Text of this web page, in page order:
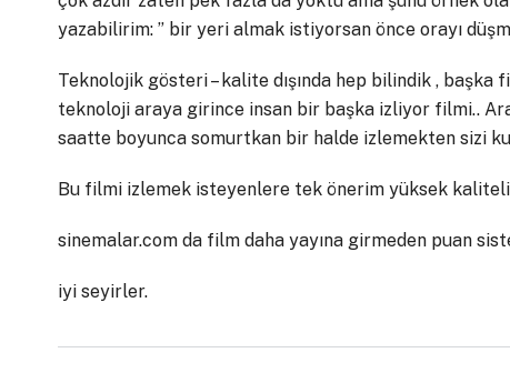
yazabilirim: ” bir yeri almak istiyorsan önce orayı
Teknolojik gösteri – kalite dışında hep bilindik ,
teknoloji araya girince insan bir başka izliyor filmi..
saatte boyunca somurtkan bir halde izlemekten sizi
Bu filmi izlemek isteyenlere tek önerim yüksek
sinemalar.com da film daha yayına girmeden puan
iyi seyirler.